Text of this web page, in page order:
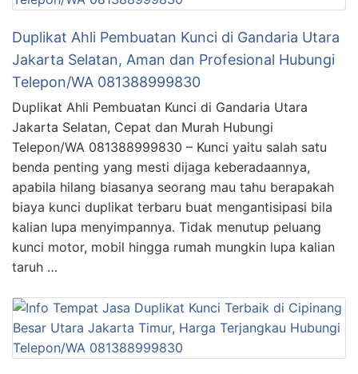
Duplikat Ahli Pembuatan Kunci di Gandaria Utara
Jakarta Selatan, Aman dan Profesional Hubungi
Telepon/WA 081388999830
Duplikat Ahli Pembuatan Kunci di Gandaria Utara
Jakarta Selatan, Cepat dan Murah Hubungi
Telepon/WA 081388999830 – Kunci yaitu salah satu
benda penting yang mesti dijaga keberadaannya,
apabila hilang biasanya seorang mau tahu berapakah
biaya kunci duplikat terbaru buat mengantisipasi bila
kalian lupa menyimpannya. Tidak menutup peluang
kunci motor, mobil hingga rumah mungkin lupa kalian
taruh …